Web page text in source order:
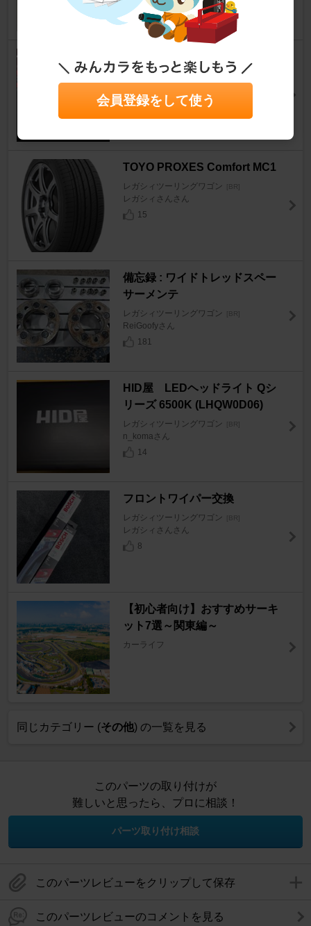
40
225/45R18
レガシィツーリングワゴン
ReiGoofyさん
201
TOYO PROXES Comfort MC1
レガシィツーリングワゴン [BR]
レガシィさんさん
15
備忘録 : ワイドトレッドスペー
サーメンテ
レガシィツーリングワゴン [BR]
ReiGoofyさん
181
HID屋 LEDヘッドライト Qシ
リーズ 6500K (LHQW0D06)
レガシィツーリングワゴン [BR]
n_komaさん
14
フロントワイパー交換
レガシィツーリングワゴン [BR]
レガシィさんさん
8
【初心者向け】おすすめサーキ
ット7選～関東編～
カーライフ
同じカテゴリー (その他) の一覧を見る
このパーツの取り付けが
難しいと思ったら、プロに相談！
パーツ取り付け相談
このパーツレビューをクリップして保存
このパーツレビューのコメントを見る
会員登録をして使う